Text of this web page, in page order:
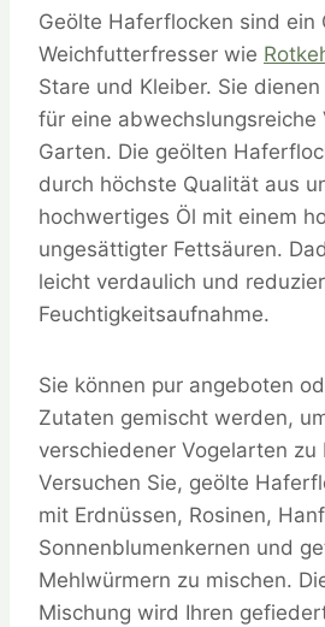
Geölte Haferflocken sind ein
Weichfutterfresser wie
Stare und Kleiber. Sie
für eine abwechslungsreiche
Garten. Die geölten
durch höchste Qualität aus
hochwertiges Öl mit einem
ungesättigter Fettsäuren.
leicht verdaulich und
Feuchtigkeitsaufnahme.
Sie können pur angeboten
Zutaten gemischt werden,
verschiedener Vogelarten zu
Versuchen Sie, geölte
mit Erdnüssen, Rosinen,
Sonnenblumenkernen und
Mehlwürmern zu mischen.
Mischung wird Ihren